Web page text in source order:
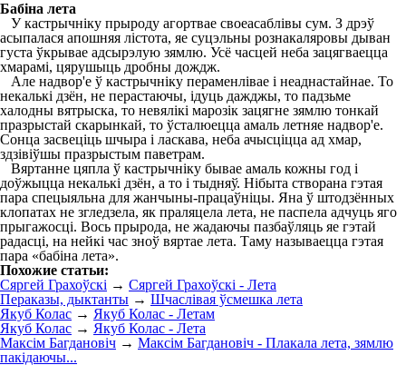
Бабіна лета
У кастрычніку прыроду агортвае своеасаблівы сум. З дрэў
асыпалася апошняя лістота, яе суцэльны рознакаляровы дыван
густа ўкрывае адсырэлую зямлю. Усё часцей неба зацягваецца
хмарамі, цярушыць дробны дождж.
Але надвор'е ў кастрычніку пераменлівае і неаднастайнае. То
некалькі дзён, не перастаючы, ідуць дажджы, то падзьме
халодны вятрыска, то невялікі марозік зацягне зямлю тонкай
празрыстай скарынкай, то ўсталюецца амаль летняе надвор'е.
Сонца засвеціць шчыра і ласкава, неба ачысціцца ад хмар,
здзівіўшы празрыстым паветрам.
Вяртанне цяпла ў кастрычніку бывае амаль кожны год і
доўжыцца некалькі дзён, а то і тыдняў. Нібыта створана гэтая
пара спецыяльна для жанчыны-працаўніцы. Яна ў штодзённых
клопатах не згледзела, як праляцела лета, не паспела адчуць яго
прыгажосці. Вось прырода, не жадаючы пазбаўляць яе гэтай
радасці, на нейкі час зноў вяртае лета. Таму называецца гэтая
пара «бабіна лета».
Похожие статьи:
Сяргей Грахоўскі → Сяргей Грахоўскі - Лета
Пераказы, дыктанты → Шчаслівая ўсмешка лета
Якуб Колас → Якуб Колас - Летам
Якуб Колас → Якуб Колас - Лета
Максім Багдановіч → Максім Багдановіч - Плакала лета, зямлю
пакідаючы...